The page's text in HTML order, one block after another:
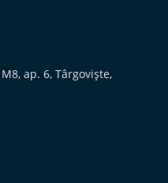
ap. 6, Târgoviște,